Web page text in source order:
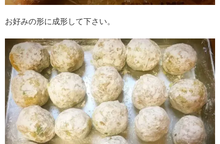
お好みの形に成形して下さい。